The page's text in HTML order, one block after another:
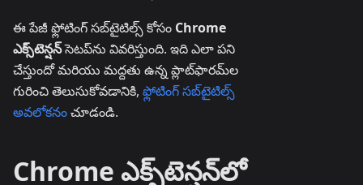
ఈ పేజీ ఫ్లోటింగ్ సబ్‌టైటిల్స్ కోసం Chrome
ఎక్స్‌టెన్షన్సెటప్‌ను వివరిస్తుంది. ఇది ఎలా పని
చేస్తుందో మరియు మద్దతు ఉన్న ప్లాట్‌ఫారమ్‌ల
గురించి తెలుసుకోవడానికి, ఫ్లోటింగ్ సబ్‌టైటిల్స్
అవలోకనంచూడండి.
Chrome ఎక్స్‌టెన్షన్‌లో